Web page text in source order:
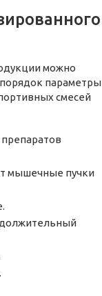
можно
параметры
смесей
мышечные пучки